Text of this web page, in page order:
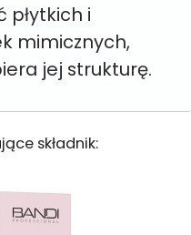
płytkich i
mimicznych,
jej strukturę.
składnik: